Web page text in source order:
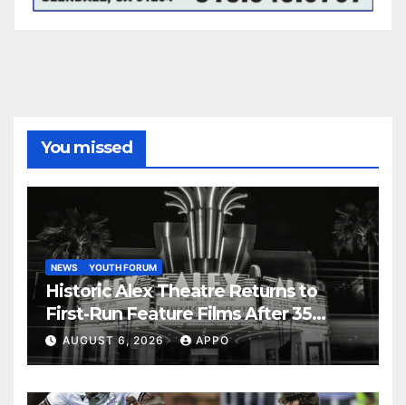
You missed
NEWS YOUTH FORUM
Historic Alex Theatre Returns to
First-Run Feature Films After 35
Years
AUGUST 6, 2026 APPO